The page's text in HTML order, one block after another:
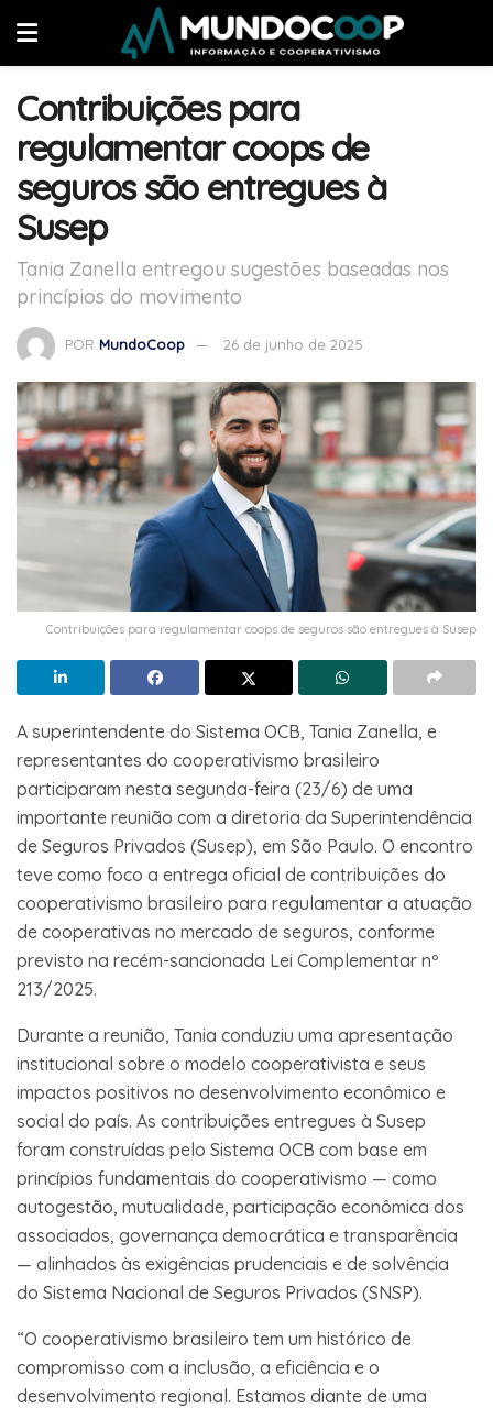
Contribuições para
regulamentar coops de
seguros são entregues à
Susep
Tania Zanella entregou sugestões baseadas nos
princípios do movimento
POR MundoCoop 26 de junho de 2025
Contribuições para regulamentar coops de seguros são entregues à Susep
A superintendente do Sistema OCB, Tania Zanella, e
representantes do cooperativismo brasileiro
participaram nesta segunda-feira (23/6) de uma
importante reunião com a diretoria da Superintendência
de Seguros Privados (Susep), em São Paulo. O encontro
teve como foco a entrega oficial de contribuições do
cooperativismo brasileiro para regulamentar a atuação
de cooperativas no mercado de seguros, conforme
previsto na recém-sancionada Lei Complementar nº
213/2025.
Durante a reunião, Tania conduziu uma apresentação
institucional sobre o modelo cooperativista e seus
impactos positivos no desenvolvimento econômico e
social do país. As contribuições entregues à Susep
foram construídas pelo Sistema OCB com base em
princípios fundamentais do cooperativismo — como
autogestão, mutualidade, participação econômica dos
associados, governança democrática e transparência
— alinhados às exigências prudenciais e de solvência
do Sistema Nacional de Seguros Privados (SNSP).
“O cooperativismo brasileiro tem um histórico de
compromisso com a inclusão, a eficiência e o
desenvolvimento regional. Estamos diante de uma